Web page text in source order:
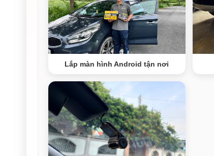
Lắp màn hình Android tận nơi